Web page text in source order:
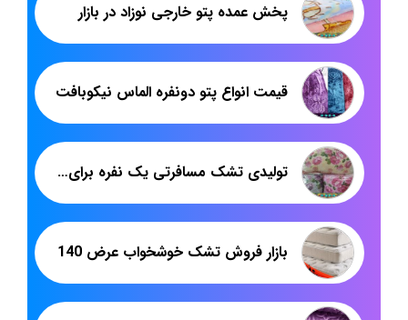
پخش عمده پتو خارجی نوزاد در بازار
قیمت انواع پتو دونفره الماس نیکوبافت
تولیدی تشک مسافرتی یک نفره برای بنکداران تهران
بازار فروش تشک خوشخواب عرض 140